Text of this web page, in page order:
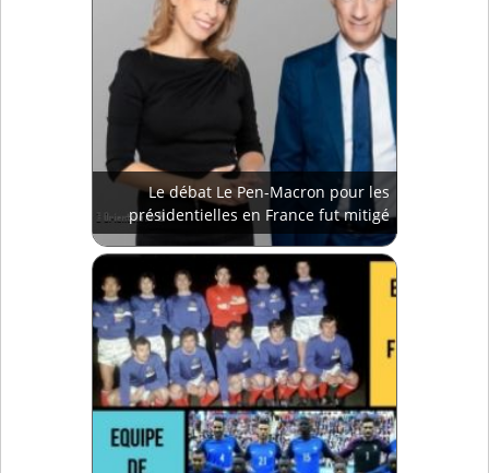
Le débat Le Pen-Macron pour les
présidentielles en France fut mitigé